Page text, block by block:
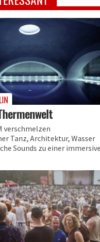
verschmelzen
Tanz, Architektur, Wasser
Sounds zu einer